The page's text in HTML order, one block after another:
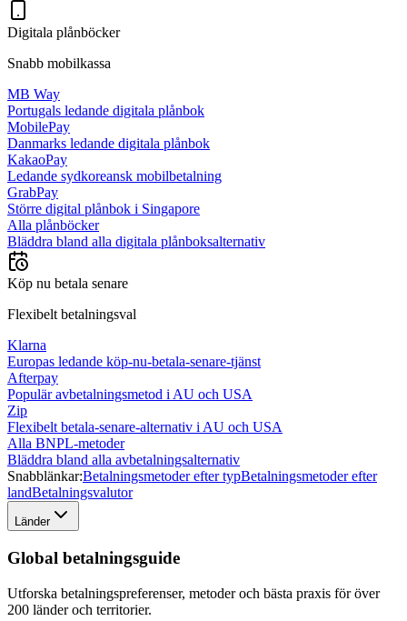
Digitala plånböcker
Snabb mobilkassa
MB Way
Portugals ledande digitala plånbok
MobilePay
Danmarks ledande digitala plånbok
KakaoPay
Ledande sydkoreansk mobilbetalning
GrabPay
Större digital plånbok i Singapore
Alla plånböcker
Bläddra bland alla digitala plånboksalternativ
Köp nu betala senare
Flexibelt betalningsval
Klarna
Europas ledande köp-nu-betala-senare-tjänst
Afterpay
Populär avbetalningsmetod i AU och USA
Zip
Flexibelt betala-senare-alternativ i AU och USA
Alla BNPL-metoder
Bläddra bland alla avbetalningsalternativ
Snabblänkar:Betalningsmetoder efter typBetalningsmetoder efter
landBetalningsvalutor
Länder
Global betalningsguide
Utforska betalningspreferenser, metoder och bästa praxis för över
200 länder och territorier.